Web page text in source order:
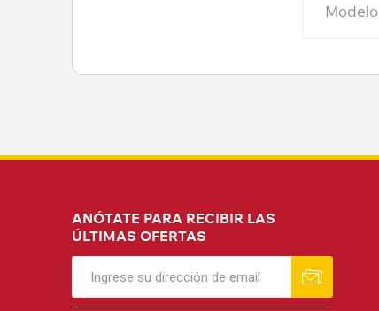
Modelo
ANÓTATE PARA RECIBIR LAS
ÚLTIMAS OFERTAS